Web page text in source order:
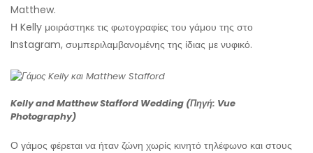
Matthew.
Η Kelly μοιράστηκε τις φωτογραφίες του γάμου της στο
Instagram, συμπεριλαμβανομένης της ίδιας με νυφικό.
Kelly and Matthew Stafford Wedding (Πηγή: Vue
Photography)
Ο γάμος φέρεται να ήταν ζώνη χωρίς κινητό τηλέφωνο και στους